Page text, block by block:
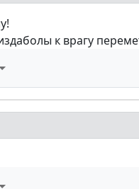
к врагу